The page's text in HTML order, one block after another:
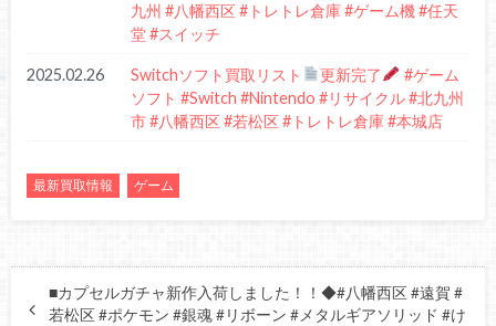
九州 #八幡西区 #トレトレ倉庫 #ゲーム機 #任天
堂 #スイッチ
2025.02.26 Switchソフト買取リスト 更新完了
#ゲーム
ソフト #Switch #Nintendo #リサイクル #北九州
市 #八幡西区 #若松区 #トレトレ倉庫 #本城店
最新買取情報 ゲーム
■カプセルガチャ新作入荷しました！！◆#八幡西区 #遠賀 #
若松区 #ポケモン #銀魂 #リボーン #メタルギアソリッド #け